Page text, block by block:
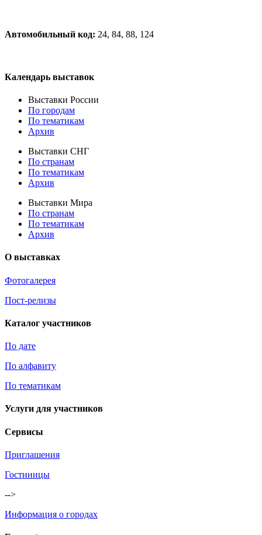
Автомобильный код: 24, 84, 88, 124
Календарь выставок
Выставки России
По городам
По тематикам
Архив
Выставки СНГ
По странам
По тематикам
Архив
Выставки Мира
По странам
По тематикам
Архив
О выставках
Фотогалерея
Пост-релизы
Каталог участников
По дате
По алфавиту
По тематикам
Услуги для участников
Сервисы
Приглашения
Гостиницы
-->
Информация о городах